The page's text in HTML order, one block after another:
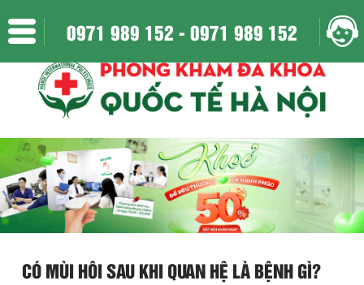
0971 989 152 - 0971 989 152
Mở của : Thứ 2 đến Chủ Nhật || 8h:00 - 20h:30 || Liên hệ : 0971 989 152
CÓ MÙI HÔI SAU KHI QUAN HỆ LÀ BỆNH GÌ?